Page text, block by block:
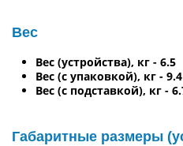
Вес
Вес (устройства), кг - 6.5
Вес (с упаковкой), кг - 9.4
Вес (с подставкой), кг -
Габаритные размеры